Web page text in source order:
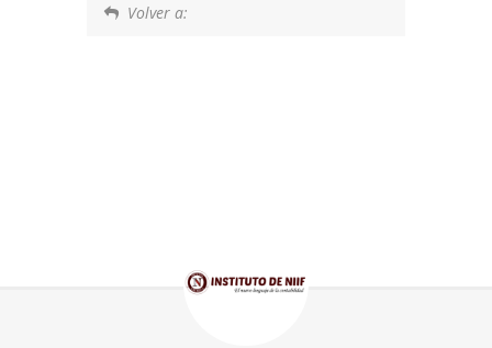
Volver a: